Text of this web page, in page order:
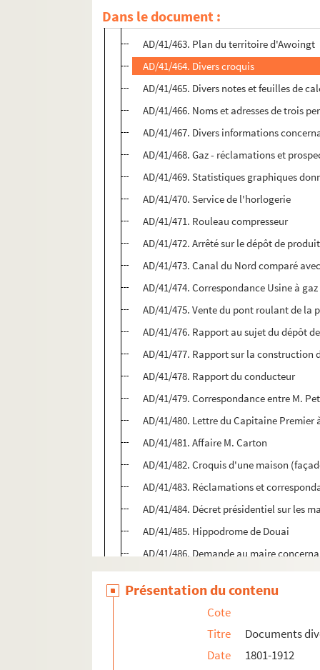
Dans le document :
AD/41/462. Réclamation de M.
AD/41/463. Plan du territoire d'Awoingt
AD/41/464. Divers croquis
AD/41/465. Divers notes et feuilles de
AD/41/466. Noms et adresses de trois
AD/41/467. Divers informations
AD/41/468. Gaz - réclamations et
AD/41/469. Statistiques graphiques
AD/41/470. Service de l'horlogerie
AD/41/471. Rouleau compresseur
AD/41/472. Arrêté sur le dépôt de
AD/41/473. Canal du Nord comparé
AD/41/474. Correspondance Usine à gaz
AD/41/475. Vente du pont roulant de la
AD/41/476. Rapport au sujet du dépôt
AD/41/477. Rapport sur la construction
AD/41/478. Rapport du conducteur
AD/41/479. Correspondance entre M.
AD/41/480. Lettre du Capitaine
AD/41/481. Affaire M. Carton
AD/41/482. Croquis d'une maison
AD/41/483. Réclamations et
AD/41/484. Décret présidentiel sur les
AD/41/485. Hippodrome de Douai
AD/41/486. Demande au maire
AD/41/487. Rapport sur la construction
AD/41/488. Morceau de plan
AD/41/489. Réclamation de Mr Baury
AD/41/490. Rapport sur la possible
AD/41/491. Réclamation d'un
Présentation du contenu
Cote
Titre
Documents
Date
1801-1912